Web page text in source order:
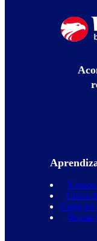
Curso
Curso de
Nossas